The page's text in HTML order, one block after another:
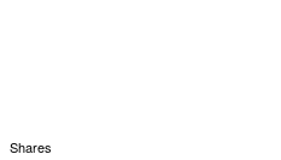
Shares